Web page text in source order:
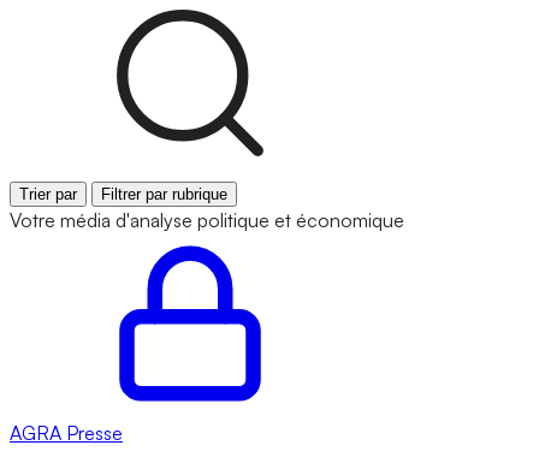
Trier par Filtrer par rubrique
Votre média d'analyse politique et économique
AGRA Presse